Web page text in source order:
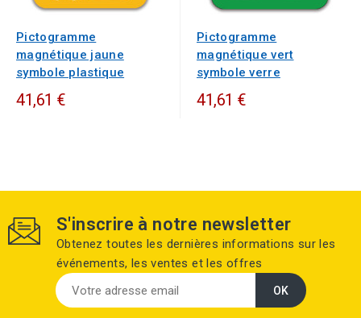
Pictogramme
magnétique jaune
symbole plastique
41,61 €
Pictogramme
magnétique vert
symbole verre
41,61 €
S'inscrire à notre newsletter
Obtenez toutes les dernières informations sur les
événements, les ventes et les offres